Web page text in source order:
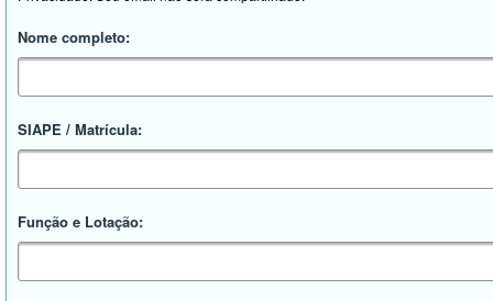
Nome completo:
SIAPE / Matrícula:
Função e Lotação: